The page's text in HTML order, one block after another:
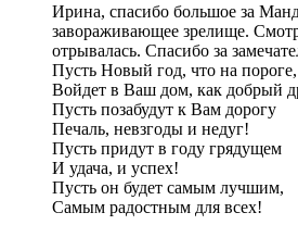
Ирина, спасибо большое за
завораживающее зрелище.
отрывалась. Спасибо за
Пусть Новый год, что на пороге,
Войдет в Ваш дом, как добрый
Пусть позабудут к Вам дорогу
Печаль, невзгоды и недуг!
Пусть придут в году грядущем
И удача, и успех!
Пусть он будет самым лучшим,
Самым радостным для всех!